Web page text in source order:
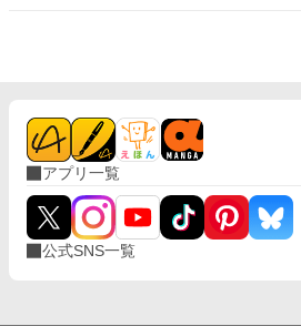
アプリ一覧
公式SNS一覧